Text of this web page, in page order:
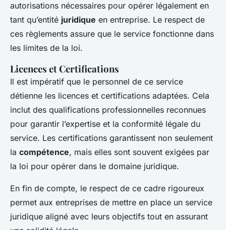
autorisations nécessaires pour opérer légalement en
tant qu’entité juridique en entreprise. Le respect de
ces règlements assure que le service fonctionne dans
les limites de la loi.
Licences et Certifications
Il est impératif que le personnel de ce service
détienne les licences et certifications adaptées. Cela
inclut des qualifications professionnelles reconnues
pour garantir l’expertise et la conformité légale du
service. Les certifications garantissent non seulement
la compétence, mais elles sont souvent exigées par
la loi pour opérer dans le domaine juridique.
En fin de compte, le respect de ce cadre rigoureux
permet aux entreprises de mettre en place un service
juridique aligné avec leurs objectifs tout en assurant